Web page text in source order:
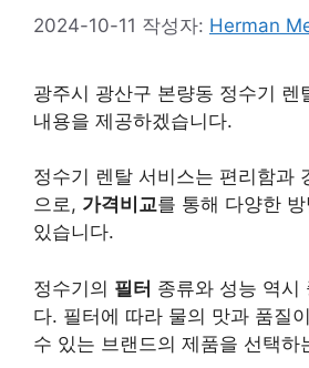
2024-10-11 작성자: Herman
광주시 광산구 본량동 정수기 렌
내용을 제공하겠습니다.
정수기 렌탈 서비스는 편리함과
으로, 가격비교를 통해 다양한
있습니다.
정수기의 필터 종류와 성능 역시
다. 필터에 따라 물의 맛과 품질
수 있는 브랜드의 제품을 선택하